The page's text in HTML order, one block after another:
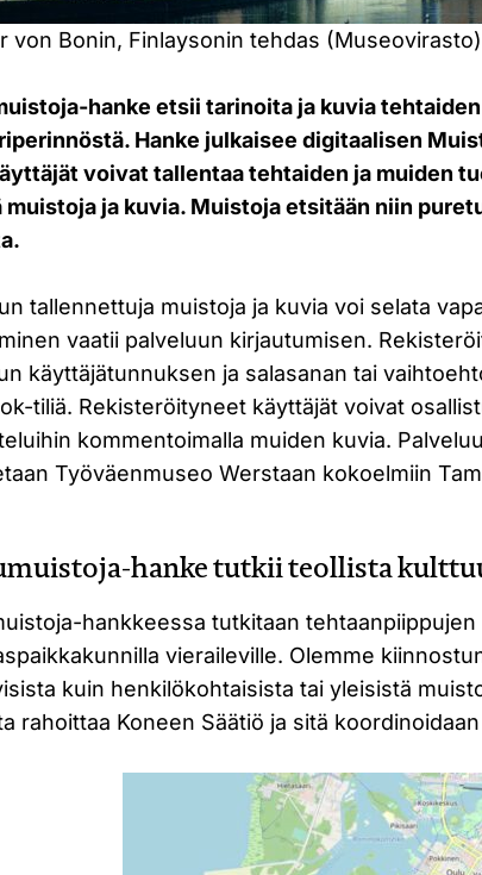
von Bonin, Finlaysonin tehdas (Museovirasto)
hanke etsii tarinoita ja kuvia
Hanke julkaisee digitaalisen
voivat tallentaa tehtaiden ja muiden
ja kuvia. Muistoja etsitään niin
tallennettuja muistoja ja kuvia voi selata
vaatii palveluun kirjautumisen.
käyttäjätunnuksen ja salasanan tai
tiliä. Rekisteröityneet käyttäjät voivat
kommentoimalla muiden kuvia.
Työväenmuseo Werstaan kokoelmiin
hanke tutkii teollista
hankkeessa tutkitaan
vieraileville. Olemme
kuin henkilökohtaisista tai yleisistä
rahoittaa Koneen Säätiö ja sitä